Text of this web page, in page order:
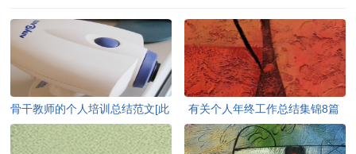
骨干教师的个人培训总结范文[此
文共4566字]
有关个人年终工作总结集锦8篇
[此文共15759字]